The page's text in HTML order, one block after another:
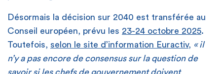
Désormais la décision sur 2040 est transférée au
Conseil européen, prévu les 23-24 octobre 2025.
Toutefois, selon le site d’information Euractiv, « il
n’y a pas encore de consensus sur la question de
savoir si les chefs de gouvernement doivent